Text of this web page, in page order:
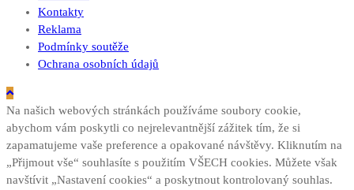
Kontakty
Reklama
Podmínky soutěže
Ochrana osobních údajů
Na našich webových stránkách používáme soubory cookie,
abychom vám poskytli co nejrelevantnější zážitek tím, že si
zapamatujeme vaše preference a opakované návštěvy. Kliknutím na
„Přijmout vše“ souhlasíte s použitím VŠECH cookies. Můžete však
navštívit „Nastavení cookies“ a poskytnout kontrolovaný souhlas.